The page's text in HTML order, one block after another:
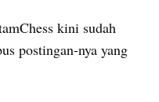
kini sudah
postingan-nya yang